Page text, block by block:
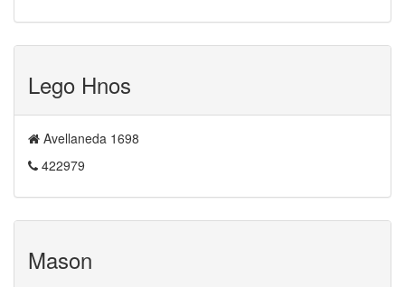
Lego Hnos
Avellaneda 1698
422979
Mason